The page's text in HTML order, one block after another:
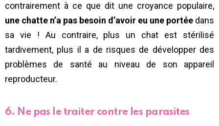
contrairement à ce que dit une croyance populaire,
une chatte n’a pas besoin d’avoir eu une portée dans
sa vie ! Au contraire, plus un chat est stérilisé
tardivement, plus il a de risques de développer des
problèmes de santé au niveau de son appareil
reproducteur.
6. Ne pas le traiter contre les parasites